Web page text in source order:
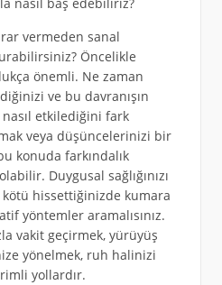
nasıl baş edebiliriz?
vermeden sanal
Öncelikle
önemli. Ne zaman
ve bu davranışın
etkilediğini fark
veya düşüncelerinizi bir
konuda farkındalık
Duygusal sağlığınızı
hissettiğinizde kumara
yöntemler aramalısınız.
vakit geçirmek, yürüyüş
yönelmek, ruh halinizi
yollardır.